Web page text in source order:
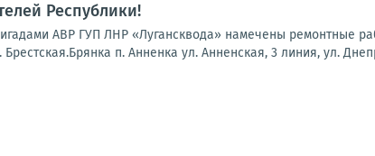
Республики!
АВР ГУП ЛНР «Лугансквода» намечены ремонтные
п. Анненка ул. Анненская, 3 линия, ул.